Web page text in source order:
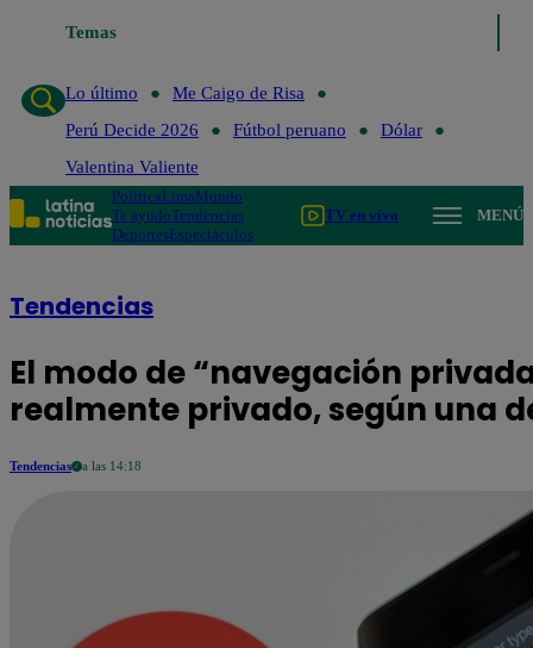
Temas
Lo último
Me Caigo de Risa
Perú Decide 2026
Fútbol peruano
Dólar
Valentina Valiente
PolíticaLimaMundo
Te ayudoTendencias
DeportesEspectáculos
TV en vivo MENÚ
Tendencias
El modo de “navegación
realmente privado, según una
Tendencias a las 14:18